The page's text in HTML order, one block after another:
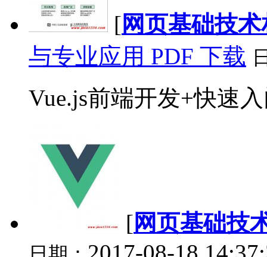
[ 网页基础技
与专业应用 PDF 下载
Vue.js前端开发+快速
[ 网页基础技